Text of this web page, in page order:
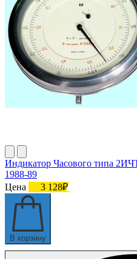
Индикатор Часового типа
1988-89
Цена
3 128₽
В корзину